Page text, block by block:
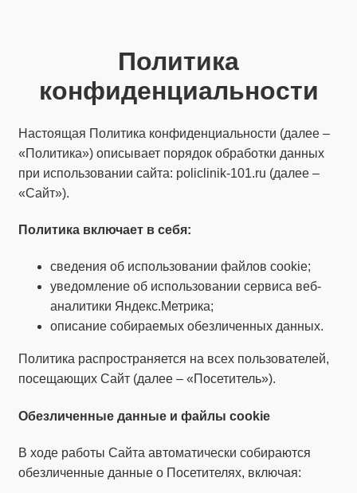
Политика
конфиденциальности
Настоящая Политика конфиденциальности (далее –
«Политика») описывает порядок обработки данных
при использовании сайта: policlinik-101.ru (далее –
«Сайт»).
Политика включает в себя:
сведения об использовании файлов cookie;
уведомление об использовании сервиса веб-
аналитики Яндекс.Метрика;
описание собираемых обезличенных данных.
Политика распространяется на всех пользователей,
посещающих Сайт (далее – «Посетитель»).
Обезличенные данные и файлы cookie
В ходе работы Сайта автоматически собираются
обезличенные данные о Посетителях, включая: